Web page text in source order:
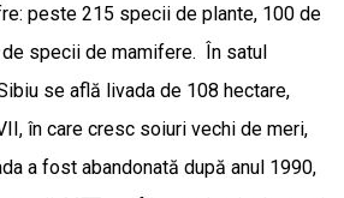
peste 215 specii de plante, 100 de
specii de mamifere. În satul
se află livada de 108 hectare,
în care cresc soiuri vechi de meri,
a fost abandonată după anul 1990,